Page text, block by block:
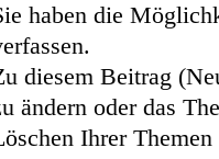
haben die
diesem Beitrag
ändern oder das
Ihrer